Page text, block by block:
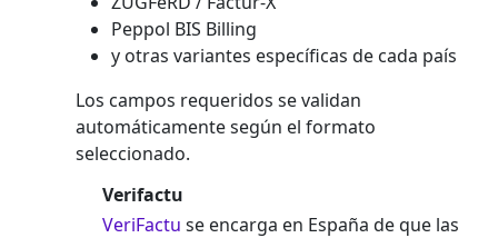
Peppol BIS Billing
y otras variantes específicas de cada país
Los campos requeridos se validan
automáticamente según el formato
seleccionado.
Verifactu
VeriFactu se encarga en España de que las